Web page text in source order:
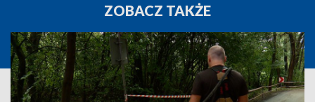
ZOBACZ TAKŻE